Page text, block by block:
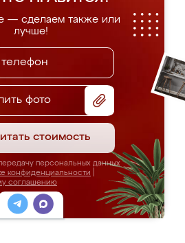
— сделаем также или
лучше!
фото
стоимость
персональных данных
конфиденциальности
соглашению